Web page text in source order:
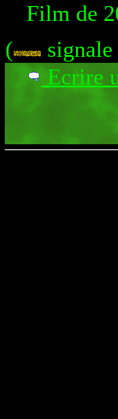
Film de
(
Ecrire